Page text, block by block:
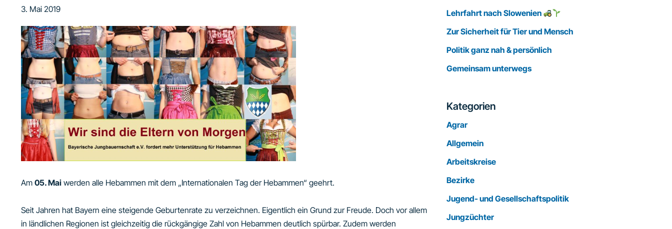
3. Mai 2019
Am 05. Mai werden alle Hebammen mit dem „Internationalen Tag der Hebammen“ geehrt.
Seit Jahren hat Bayern eine steigende Geburtenrate zu verzeichnen. Eigentlich ein Grund zur Freude. Doch vor allem
in ländlichen Regionen ist gleichzeitig die rückgängige Zahl von Hebammen deutlich spürbar. Zudem werden
Lehrfahrt nach Slowenien
Zur Sicherheit für Tier und Mensch
Politik ganz nah & persönlich
Gemeinsam unterwegs
Kategorien
Agrar
Allgemein
Arbeitskreise
Bezirke
Jugend- und Gesellschaftspolitik
Jungzüchter